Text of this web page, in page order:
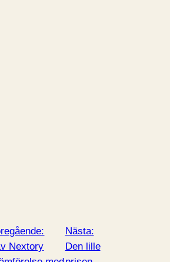
Nextory
Nästa:
Den lille